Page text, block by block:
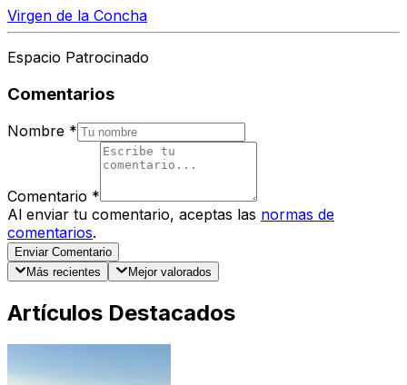
Virgen de la Concha
Espacio Patrocinado
Comentarios
Nombre *
Comentario *
Al enviar tu comentario, aceptas las normas de
comentarios.
Enviar Comentario
Más recientes
Mejor valorados
Artículos Destacados